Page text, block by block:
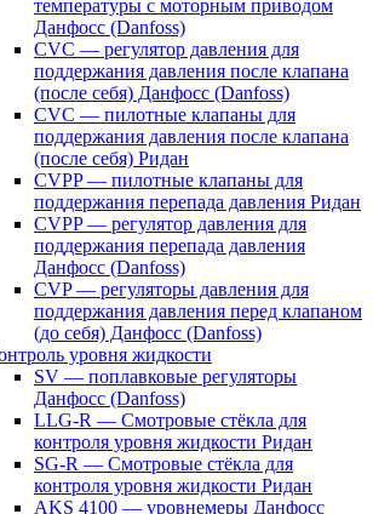
температуры с моторным приводом
Данфосс (Danfoss)
CVС — регулятор давления для
поддержания давления после клапана
(после себя) Данфосс (Danfoss)
CVС — пилотные клапаны для
поддержания давления после клапана
(после себя) Ридан
CVPP — пилотные клапаны для
поддержания перепада давления Ридан
CVPP — регулятор давления для
поддержания перепада давления
Данфосс (Danfoss)
CVP — регуляторы давления для
поддержания давления перед клапаном
(до себя) Данфосс (Danfoss)
уровня жидкости
SV — поплавковые регуляторы
Данфосс (Danfoss)
LLG-R — Смотровые стёкла для
контроля уровня жидкости Ридан
SG-R — Смотровые стёкла для
контроля уровня жидкости Ридан
AKS 4100 — уровнемеры Данфосс